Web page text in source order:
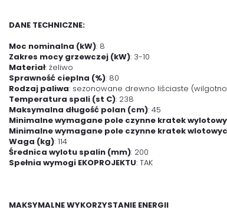
DANE TECHNICZNE:
Moc nominalna (kW): 8
Zakres mocy grzewczej (kW): 3-10
Materiał: żeliwo
Sprawność cieplna (%): 80
Rodzaj paliwa: sezonowane drewno liściaste
Temperatura spali (st C): 238
Maksymalna długość polan (cm): 45
Minimalne wymagane pole czynne kratek
Minimalne wymagane pole czynne kratek
Waga (kg): 114
Średnica wylotu spalin (mm): 200
Spełnia wymogi EKOPROJEKTU: TAK
MAKSYMALNE WYKORZYSTANIE ENERGII